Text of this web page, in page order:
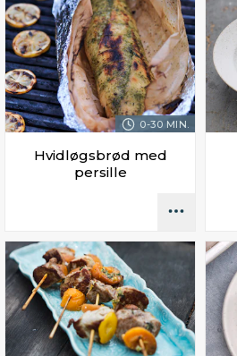
0-30 MIN.
Hvidløgsbrød med
persille